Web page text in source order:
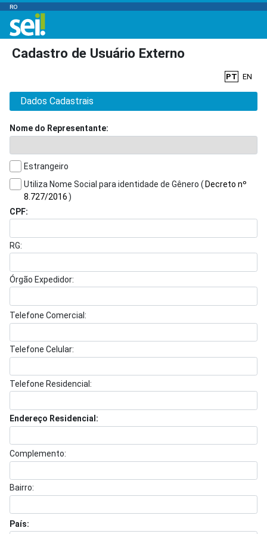
RO
Cadastro de Usuário Externo
PT EN
Dados Cadastrais
Nome do Representante:
Estrangeiro
Utiliza Nome Social para identidade de Gênero ( Decreto nº
8.727/2016)
CPF:
RG:
Órgão Expedidor:
Telefone Comercial:
Telefone Celular:
Telefone Residencial:
Endereço Residencial:
Complemento:
Bairro:
País: